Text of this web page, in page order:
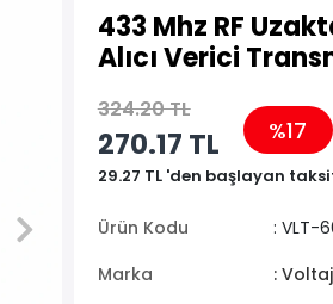
433 Mhz RF
Alıcı Verici
324.20 TL
270.17 TL %17
29.27 TL 'den başlayan
Ürün Kodu
: VLT-
Marka
: Voltaj